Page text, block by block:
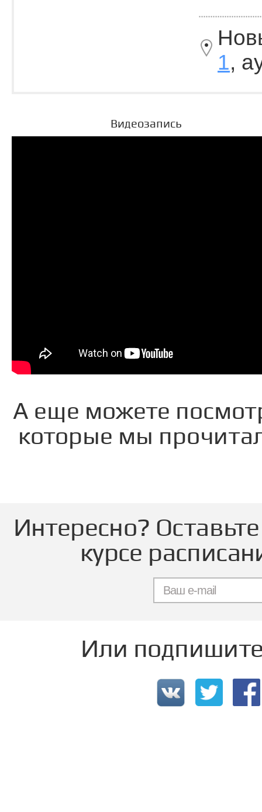
1,
Видеозапись
А еще можете
которые мы
Интересно?
курсе
Или